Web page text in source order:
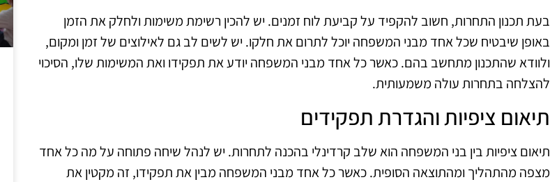
בעת תכנון התחרות, חשוב להקפיד על קביעת לוח זמנים. יש להכין רשימת משימות ולחלק את הזמן
באופן שיבטיח שכל אחד מבני המשפחה יוכל לתרום את חלקו. יש לשים לב גם לאילוצים של זמן ומקום,
ולוודא שהתכנון מתחשב בהם. כאשר כל אחד מבני המשפחה יודע את תפקידו ואת המשימות שלו, הסיכוי
להצלחה בתחרות עולה משמעותית.
תיאום ציפיות והגדרת תפקידים
תיאום ציפיות בין בני המשפחה הוא שלב קרדינלי בהכנה לתחרות. יש לנהל שיחה פתוחה על מה כל אחד
מצפה מהתהליך ומהתוצאה הסופית. כאשר כל אחד מבני המשפחה מבין את תפקידו, זה מקטין את